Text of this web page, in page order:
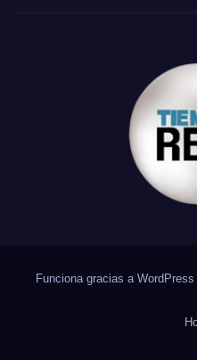
Funciona gracias a WordPress